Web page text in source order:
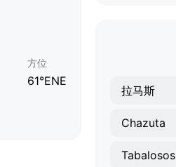
方位
61°ENE
拉马斯
Chazuta
Tabalosos